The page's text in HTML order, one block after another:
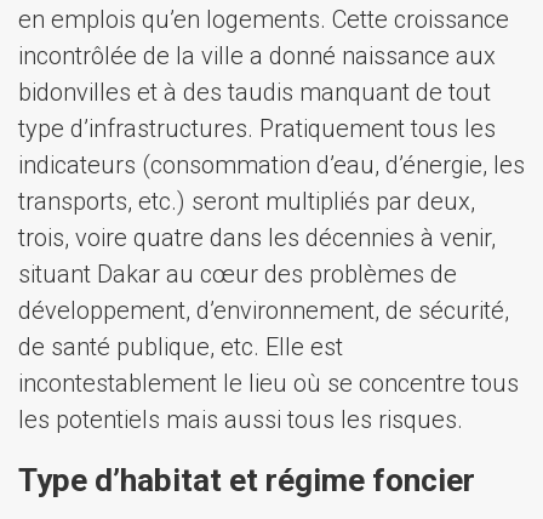
en emplois qu’en logements. Cette croissance
incontrôlée de la ville a donné naissance aux
bidonvilles et à des taudis manquant de tout
type d’infrastructures. Pratiquement tous les
indicateurs (consommation d’eau, d’énergie, les
transports, etc.) seront multipliés par deux,
trois, voire quatre dans les décennies à venir,
situant Dakar au cœur des problèmes de
développement, d’environnement, de sécurité,
de santé publique, etc. Elle est
incontestablement le lieu où se concentre tous
les potentiels mais aussi tous les risques.
Type d’habitat et régime foncier